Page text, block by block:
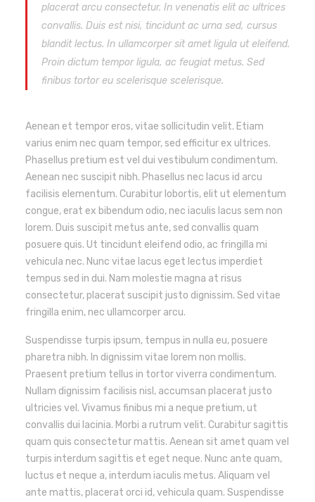
placerat arcu consectetur. In venenatis elit ac ultrices
convallis. Duis est nisi, tincidunt ac urna sed, cursus
blandit lectus. In ullamcorper sit amet ligula ut eleifend.
Proin dictum tempor ligula, ac feugiat metus. Sed
finibus tortor eu scelerisque scelerisque.
Aenean et tempor eros, vitae sollicitudin velit. Etiam
varius enim nec quam tempor, sed efficitur ex ultrices.
Phasellus pretium est vel dui vestibulum condimentum.
Aenean nec suscipit nibh. Phasellus nec lacus id arcu
facilisis elementum. Curabitur lobortis, elit ut elementum
congue, erat ex bibendum odio, nec iaculis lacus sem non
lorem. Duis suscipit metus ante, sed convallis quam
posuere quis. Ut tincidunt eleifend odio, ac fringilla mi
vehicula nec. Nunc vitae lacus eget lectus imperdiet
tempus sed in dui. Nam molestie magna at risus
consectetur, placerat suscipit justo dignissim. Sed vitae
fringilla enim, nec ullamcorper arcu.
Suspendisse turpis ipsum, tempus in nulla eu, posuere
pharetra nibh. In dignissim vitae lorem non mollis.
Praesent pretium tellus in tortor viverra condimentum.
Nullam dignissim facilisis nisl, accumsan placerat justo
ultricies vel. Vivamus finibus mi a neque pretium, ut
convallis dui lacinia. Morbi a rutrum velit. Curabitur sagittis
quam quis consectetur mattis. Aenean sit amet quam vel
turpis interdum sagittis et eget neque. Nunc ante quam,
luctus et neque a, interdum iaculis metus. Aliquam vel
ante mattis, placerat orci id, vehicula quam. Suspendisse